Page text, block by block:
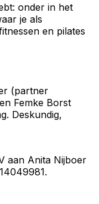
onder in het
je als
en pilates
(partner
Femke Borst
Deskundig,
aan Anita Nijboer